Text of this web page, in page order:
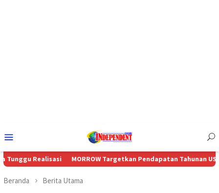
Mobile
MORROW Targetkan Pendapatan Tahunan US$230 Juta
Beranda Berita Utama